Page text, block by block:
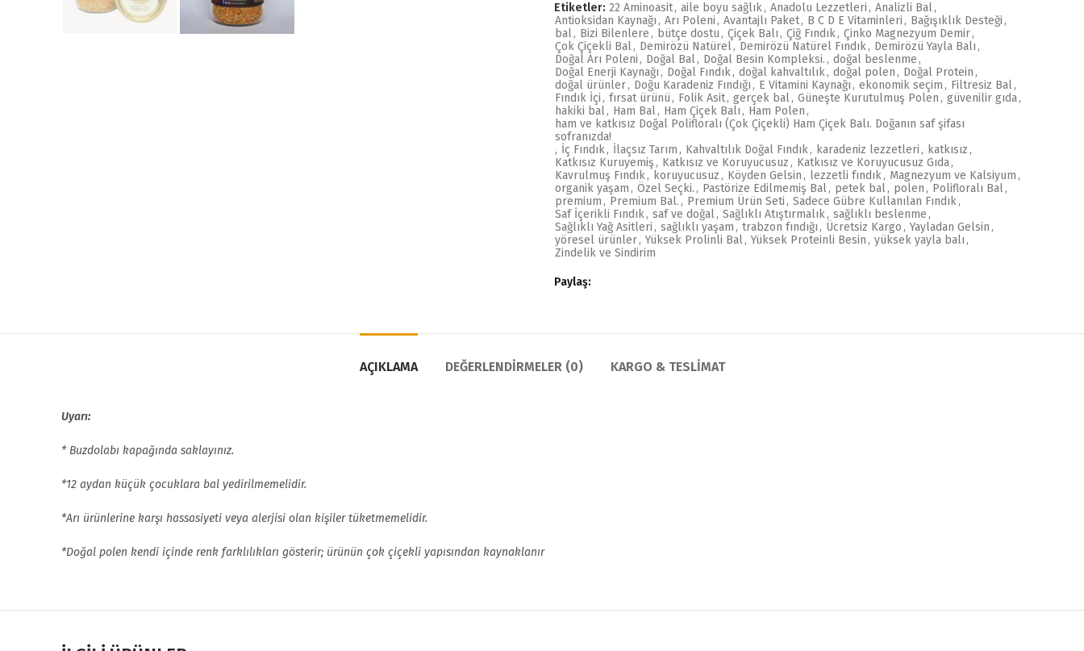
Etiketler: 22 Aminoasit, aile boyu sağlık, Anadolu Lezzetleri , Analizli Bal,
Antioksidan Kaynağı , Arı Poleni , Avantajlı Paket, B C D E Vitaminleri , Bağışıklık Desteği ,
bal, Bizi Bilenlere , bütçe dostu , Çiçek Balı , Çiğ Fındık, Çinko Magnezyum Demir,
Çok Çiçekli Bal, Demirözü Natürel, Demirözü Natürel Fındık, Demirözü Yayla Balı ,
Doğal Arı Poleni , Doğal Bal, Doğal Besin Kompleksi. , doğal beslenme ,
Doğal Enerji Kaynağı , Doğal Fındık, doğal kahvaltılık, doğal polen , Doğal Protein ,
doğal ürünler, Doğu Karadeniz Fındığı , E Vitamini Kaynağı , ekonomik seçim , Filtresiz Bal,
Fındık İçi , fırsat ürünü , Folik Asit, gerçek bal, Güneşte Kurutulmuş Polen , güvenilir gıda,
hakiki bal, Ham Bal, Ham Çiçek Balı , Ham Polen ,
ham ve katkısız Doğal Polifloralı (Çok Çiçekli) Ham Çiçek Balı. Doğanın saf şifası
sofranızda!
, İç Fındık, İlaçsız Tarım , Kahvaltılık Doğal Fındık, karadeniz lezzetleri , katkısız ,
Katkısız Kuruyemiş , Katkısız ve Koruyucusuz , Katkısız ve Koruyucusuz Gıda,
Kavrulmuş Fındık, koruyucusuz , Köyden Gelsin , lezzetli fındık, Magnezyum ve Kalsiyum ,
organik yaşam , Özel Seçki. , Pastörize Edilmemiş Bal, petek bal, polen , Polifloralı Bal,
premium , Premium Bal. , Premium Ürün Seti , Sadece Gübre Kullanılan Fındık,
Saf İçerikli Fındık, saf ve doğal, Sağlıklı Atıştırmalık, sağlıklı beslenme ,
Sağlıklı Yağ Asitleri , sağlıklı yaşam , trabzon fındığı , Ücretsiz Kargo , Yayladan Gelsin ,
yöresel ürünler, Yüksek Prolinli Bal, Yüksek Proteinli Besin , yüksek yayla balı ,
Zindelik ve Sindirim
Paylaş
AÇIKLAMA DEĞERLENDIRMELER (0) KARGO & TESLIMAT
Uyarı:
* Buzdolabı kapağında saklayınız.
*12 aydan küçük çocuklara bal yedirilmemelidir.
*Arı ürünlerine karşı hassasiyeti veya alerjisi olan kişiler tüketmemelidir.
*Doğal polen kendi içinde renk farklılıkları gösterir; ürünün çok çiçekli yapısından kaynaklanır